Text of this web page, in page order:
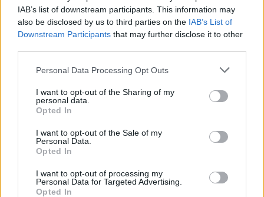
IAB’s list of downstream participants. This information may
also be disclosed by us to third parties on the IAB’s List of
Downstream Participants that may further disclose it to other
Please note that this website/app uses one or more Google
not limited to your visit or usage behaviour. You may click to
grant or deny consent to Google and its third-party tags to
use your data for below specified purposes in below Google
consent section.
Personal Data Processing Opt Outs
I want to opt-out of the Sharing of my
personal data.
Opted In
I want to opt-out of the Sale of my
Personal Data.
Opted In
I want to opt-out of processing my
Personal Data for Targeted Advertising.
Opted In
alatt pilótaképzésen esett át, de súlyos
betegségeket szedett össze, és kis híján
életét vesztette. 1948-ban ő készítette Alec
Guinness emlékezetes Fagin-maszkját David
Híd a Kwai folyóncímű, Srí Lankán forgatott
produkciójában is dolgozott 1957-ben. Ez egy
közlekedési baleset miatt ismét majdnem az
életébe került. Stanley Kubrick hidegháborús
szatírájában, aDr. Strangelove című filmben
három különböző arcot készítet Peter
Sellersnek, a
majmos jelenet megtervezését bízta rá a
rendező.